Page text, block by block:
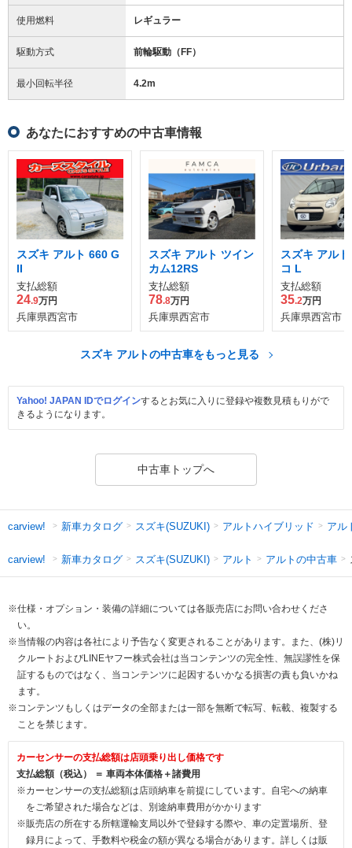
使用燃料 レギュラー
駆動方式 前輪駆動（FF）
最小回転半径 4.2m
あなたにおすすめの中古車情報
スズキ アルト 660 G
II
支払総額
24.9万円
兵庫県西宮市
スズキ アルト ツイン
カム12RS
支払総額
78.8万円
兵庫県西宮市
スズキ アル
コ L
支払総額
35.2万円
兵庫県西宮市
スズキ アルトの中古車をもっと見る
Yahoo! JAPAN IDでログインするとお気に入りに登録や複数見積もりがで
きるようになります。
中古車トップへ
carview! 新車カタログ スズキ(SUZUKI) アルトハイブリッド アル
carview! 新車カタログ スズキ(SUZUKI) アルト アルトの中古車
※仕様・オプション・装備の詳細については各販売店にお問い合わせくださ
い。
※当情報の内容は各社により予告なく変更されることがあります。また、(株)リ
クルートおよびLINEヤフー株式会社は当コンテンツの完全性、無誤謬性を保
証するものではなく、当コンテンツに起因するいかなる損害の責も負いかね
ます。
※コンテンツもしくはデータの全部または一部を無断で転写、転載、複製する
ことを禁じます。
カーセンサーの支払総額は店頭乗り出し価格です
支払総額（税込） ＝ 車両本体価格＋諸費用
※カーセンサーの支払総額は店頭納車を前提にしています。自宅への納車
をご希望された場合などは、別途納車費用がかかります
※販売店の所在する所轄運輸支局以外で登録する際や、車の定置場所、登
録月によって、手数料や税金の額が異なる場合があります。詳しくは販